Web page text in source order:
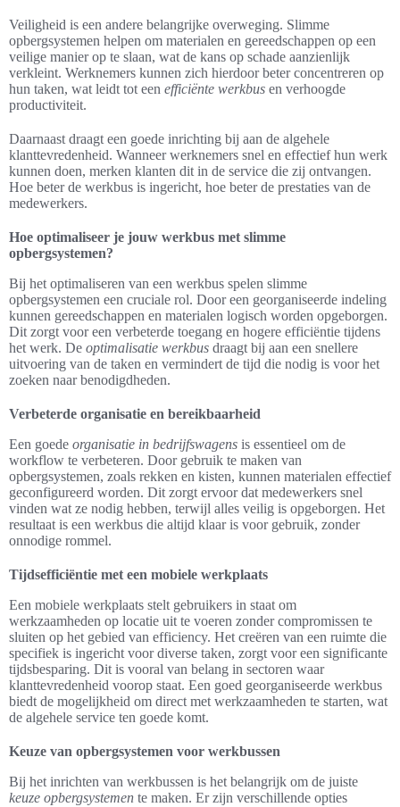
Veiligheid is een andere belangrijke overweging. Slimme
opbergsystemen helpen om materialen en gereedschappen op een
veilige manier op te slaan, wat de kans op schade aanzienlijk
verkleint. Werknemers kunnen zich hierdoor beter concentreren op
hun taken, wat leidt tot een efficiënte werkbus en verhoogde
productiviteit.
Daarnaast draagt een goede inrichting bij aan de algehele
klanttevredenheid. Wanneer werknemers snel en effectief hun werk
kunnen doen, merken klanten dit in de service die zij ontvangen.
Hoe beter de werkbus is ingericht, hoe beter de prestaties van de
medewerkers.
Hoe optimaliseer je jouw werkbus met slimme
opbergsystemen?
Bij het optimaliseren van een werkbus spelen slimme
opbergsystemen een cruciale rol. Door een georganiseerde indeling
kunnen gereedschappen en materialen logisch worden opgeborgen.
Dit zorgt voor een verbeterde toegang en hogere efficiëntie tijdens
het werk. De optimalisatie werkbus draagt bij aan een snellere
uitvoering van de taken en vermindert de tijd die nodig is voor het
zoeken naar benodigdheden.
Verbeterde organisatie en bereikbaarheid
Een goede organisatie in bedrijfswagens is essentieel om de
workflow te verbeteren. Door gebruik te maken van
opbergsystemen, zoals rekken en kisten, kunnen materialen effectief
geconfigureerd worden. Dit zorgt ervoor dat medewerkers snel
vinden wat ze nodig hebben, terwijl alles veilig is opgeborgen. Het
resultaat is een werkbus die altijd klaar is voor gebruik, zonder
onnodige rommel.
Tijdsefficiëntie met een mobiele werkplaats
Een mobiele werkplaats stelt gebruikers in staat om
werkzaamheden op locatie uit te voeren zonder compromissen te
sluiten op het gebied van efficiency. Het creëren van een ruimte die
specifiek is ingericht voor diverse taken, zorgt voor een significante
tijdsbesparing. Dit is vooral van belang in sectoren waar
klanttevredenheid voorop staat. Een goed georganiseerde werkbus
biedt de mogelijkheid om direct met werkzaamheden te starten, wat
de algehele service ten goede komt.
Keuze van opbergsystemen voor werkbussen
Bij het inrichten van werkbussen is het belangrijk om de juiste
keuze opbergsystemen te maken. Er zijn verschillende opties